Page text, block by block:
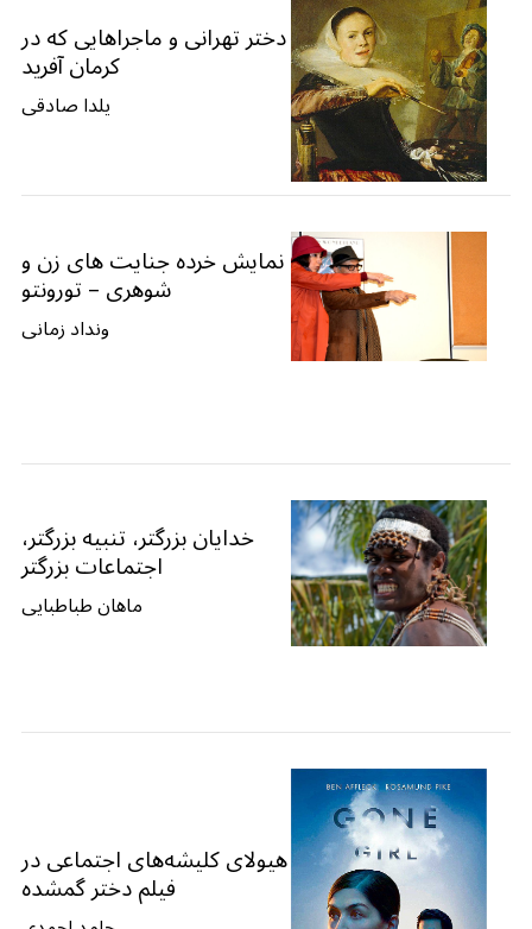
دختر تهرانی و ماجراهایی که در
کرمان آفرید
یلدا صادقی
نمایش خرده جنایت های زن و
شوهری – تورونتو
ونداد زمانی
خدایان بزرگتر، تنبیه بزرگتر،
اجتماعات بزرگتر
ماهان طباطبایی
هیولای کلیشه‌های اجتماعی در
فیلم دختر گمشده